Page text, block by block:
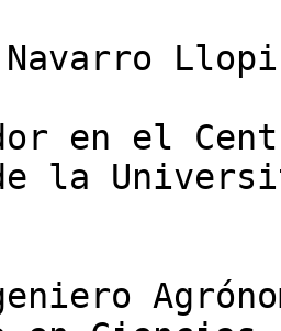
en el
la